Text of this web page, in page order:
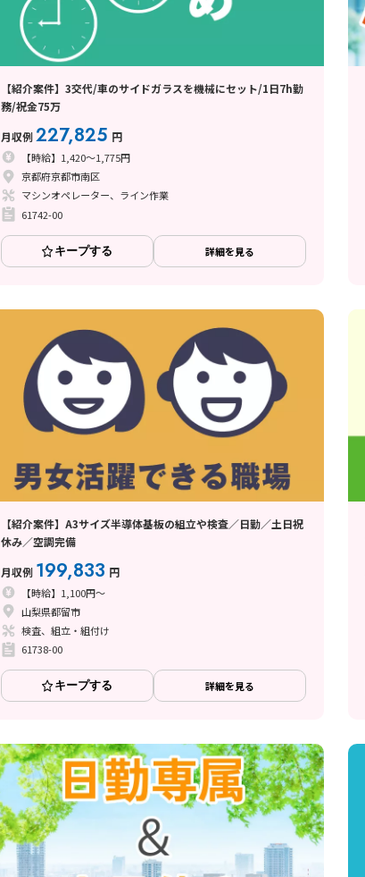
【紹介案件】3交代/車のサイドガラスを機械にセット/1日7h勤
務/祝金75万
月収例227,825 円
【時給】1,420～1,775円
京都府京都市南区
マシンオペレーター、ライン作業
61742-00
キープする 詳細を見る
【紹介案件】A3サイズ半導体基板の組立や検査／日勤／土日祝
休み／空調完備
月収例 199,833 円
【時給】1,100円～
山梨県都留市
検査、組立・組付け
61738-00
キープする 詳細を見る